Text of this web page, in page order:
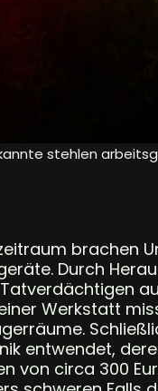
stehlen
brachen
Durch
Werkstatt
entwendet,
von circa 300